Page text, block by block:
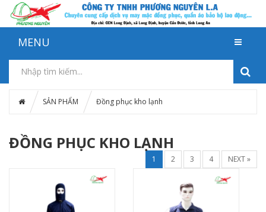
MENU
SẢN PHẨM Đồng phục kho lạnh
ĐỒNG PHỤC KHO LẠNH
1 2 3 4 NEXT »